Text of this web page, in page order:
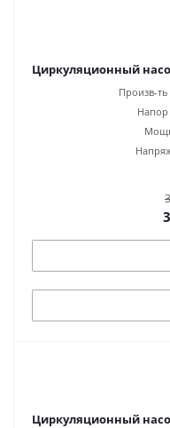
Циркуляционный
Произв-ть
Напор
Циркуляционный